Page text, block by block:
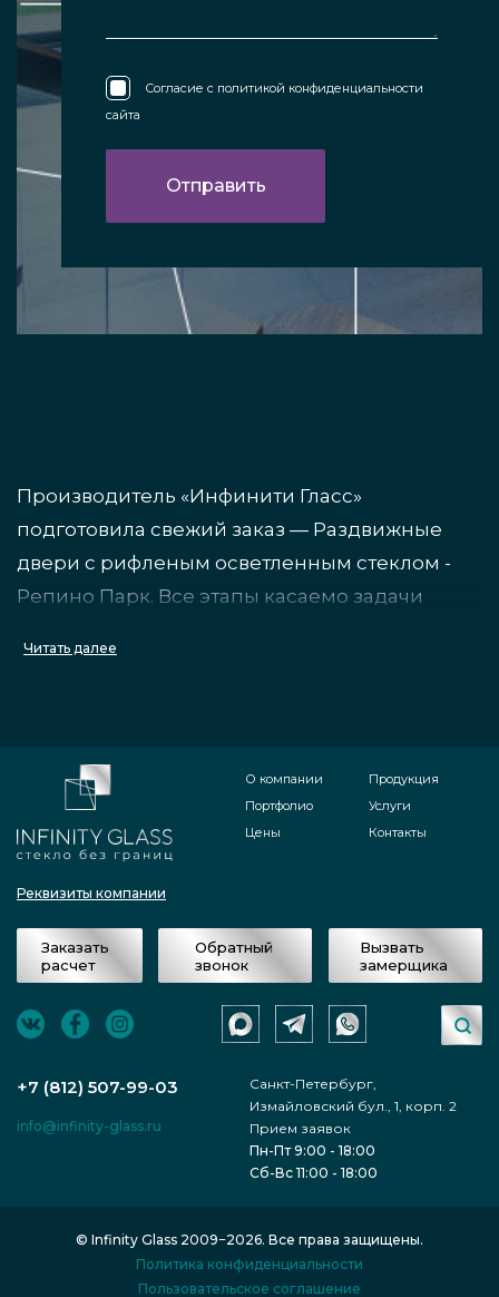
Согласие с политикой конфиденциальности
сайта
Читать далее
Производитель «Инфинити Гласс»
подготовила свежий заказ — Раздвижные
двери с рифленым осветленным стеклом -
Репино Парк. Все этапы касаемо задачи
на первом этапе прикинуты начальные
характеристики и цена товара;
после отправки мастера мастерской
«Инфинити Гласс» подписано
соглашение, как итог прайс-лист для
осуществления заказа была
изменялась;
специалистами осуществлено
производство продукта Раздвижные
двери с рифленым осветленным
по факту, товар доставлен в нужную
Реквизиты компании
О компании
Портфолио
Цены
Продукция
Услуги
Контакты
Заказать
расчет
Обратный
звонок
Вызвать
замерщика
+7 (812) 507-99-03
Санкт-Петербург,
Измайловский бул., 1, корп. 2
info@infinity-glass.ru
Прием заявок
Пн-Пт 9:00 - 18:00
Сб-Вс 11:00 - 18:00
© Infinity Glass 2009−2026. Все права защищены.
Политика конфиденциальности
Пользовательское соглашение